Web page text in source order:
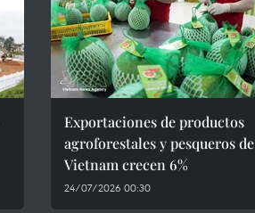
Exportaciones de productos
agroforestales y pesqueros de
Vietnam crecen 6%
24/07/2026 00:30